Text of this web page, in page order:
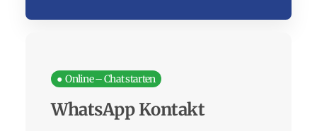
● Online – Chat starten
WhatsApp Kontakt